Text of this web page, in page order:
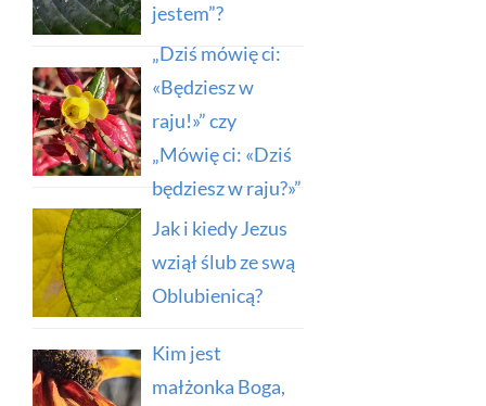
jestem”?
„Dziś mówię ci:
«Będziesz w
raju!»” czy
„Mówię ci: «Dziś
będziesz w raju?»”
Jak i kiedy Jezus
wziął ślub ze swą
Oblubienicą?
Kim jest
małżonka Boga,